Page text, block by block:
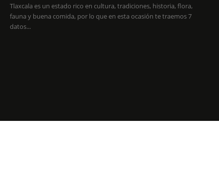
Tlaxcala es un estado rico en cultura, tradiciones, historia, flora,
fauna y buena comida, por lo que en esta ocasión te traemos 7
datos...